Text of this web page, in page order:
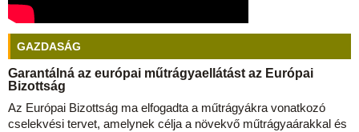
GAZDASÁG
Garantálná az európai műtrágyaellátást az Európai
Bizottság
Az Európai Bizottság ma elfogadta a műtrágyákra vonatkozó
cselekvési tervet, amelynek célja a növekvő műtrágyaárakkal és